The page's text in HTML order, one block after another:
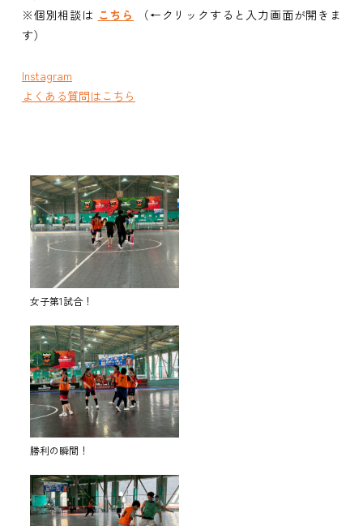
※個別相談は こちら
（←クリックすると入力画面が開きま
す）
Instagram
よくある質問はこちら
女子第1試合！
勝利の瞬間！